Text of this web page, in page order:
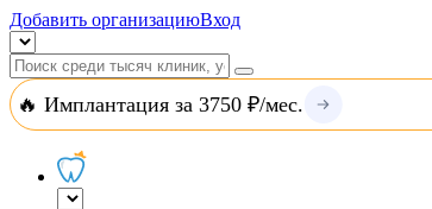
Добавить организациюВход
🔥 Имплантация за 3750 ₽/мес.